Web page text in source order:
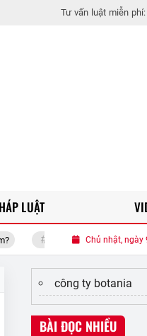
Tư vấn luật miễn
Tưởng chỉ để làm đẹp, những
Chủ nhật, ngày
LUẬT
công ty botania
BÀI ĐỌC NHIỀU